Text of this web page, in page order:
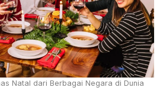
Natal dari Berbagai Negara di Dunia